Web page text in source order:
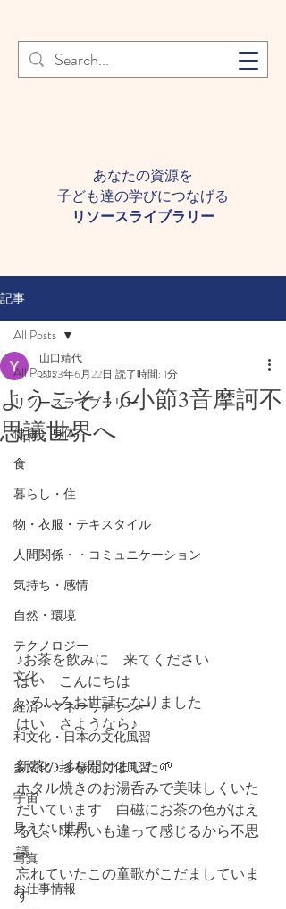
登録者様へ 個人情報の取り扱
いについて Learn More
あなたの資源を
子ども達の学びにつなげる​
​リソースライブラリー
記事
All Posts
リソースライブラリー
健康・身体
食
暮らし・住
物・衣服・テキスタイル
人間関係・・コミュニケーション
気持ち・感情
自然・環境
テクノロジー
文化
経済・マネーリテラシー
和文化・日本の文化風習
多文化・多様な文化風習
宇宙
見えない世界
写真
お仕事情報
All Posts
ようこそ！6小節3音摩訶不
思議世界へ
山口靖代
2023年6月22日 読了時間: 1分
♪お茶を飲みに　来てください
はい　こんにちは
いろいろお世話になりました
はい　さようなら♪
新茶の封を開けました🌱
ホタル焼きのお湯呑みで美味しくいた
だいています　白磁にお茶の色がはえ
るし、味わいも違って感じるから不思
議
忘れていたこの童歌がこだましていま
す